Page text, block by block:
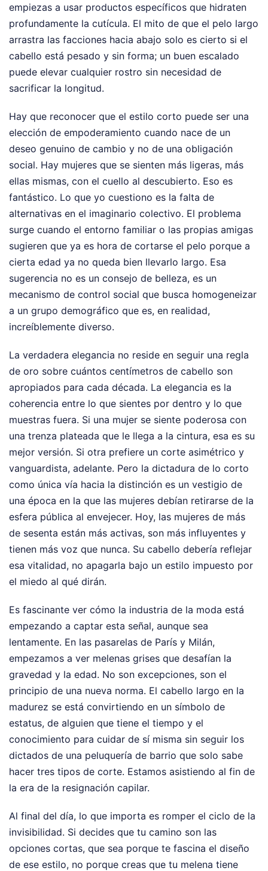
empiezas a usar productos específicos que hidraten
profundamente la cutícula. El mito de que el pelo largo
arrastra las facciones hacia abajo solo es cierto si el
cabello está pesado y sin forma; un buen escalado
puede elevar cualquier rostro sin necesidad de
sacrificar la longitud.
Hay que reconocer que el estilo corto puede ser una
elección de empoderamiento cuando nace de un
deseo genuino de cambio y no de una obligación
social. Hay mujeres que se sienten más ligeras, más
ellas mismas, con el cuello al descubierto. Eso es
fantástico. Lo que yo cuestiono es la falta de
alternativas en el imaginario colectivo. El problema
surge cuando el entorno familiar o las propias amigas
sugieren que ya es hora de cortarse el pelo porque a
cierta edad ya no queda bien llevarlo largo. Esa
sugerencia no es un consejo de belleza, es un
mecanismo de control social que busca homogeneizar
a un grupo demográfico que es, en realidad,
increíblemente diverso.
La verdadera elegancia no reside en seguir una regla
de oro sobre cuántos centímetros de cabello son
apropiados para cada década. La elegancia es la
coherencia entre lo que sientes por dentro y lo que
muestras fuera. Si una mujer se siente poderosa con
una trenza plateada que le llega a la cintura, esa es su
mejor versión. Si otra prefiere un corte asimétrico y
vanguardista, adelante. Pero la dictadura de lo corto
como única vía hacia la distinción es un vestigio de
una época en la que las mujeres debían retirarse de la
esfera pública al envejecer. Hoy, las mujeres de más
de sesenta están más activas, son más influyentes y
tienen más voz que nunca. Su cabello debería reflejar
esa vitalidad, no apagarla bajo un estilo impuesto por
el miedo al qué dirán.
Es fascinante ver cómo la industria de la moda está
empezando a captar esta señal, aunque sea
lentamente. En las pasarelas de París y Milán,
empezamos a ver melenas grises que desafían la
gravedad y la edad. No son excepciones, son el
principio de una nueva norma. El cabello largo en la
madurez se está convirtiendo en un símbolo de
estatus, de alguien que tiene el tiempo y el
conocimiento para cuidar de sí misma sin seguir los
dictados de una peluquería de barrio que solo sabe
hacer tres tipos de corte. Estamos asistiendo al fin de
la era de la resignación capilar.
Al final del día, lo que importa es romper el ciclo de la
invisibilidad. Si decides que tu camino son las
opciones cortas, que sea porque te fascina el diseño
de ese estilo, no porque creas que tu melena tiene